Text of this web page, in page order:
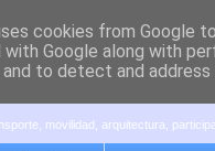
movilidad, arquitectura,
cookies from Google
with Google along with
to detect and address